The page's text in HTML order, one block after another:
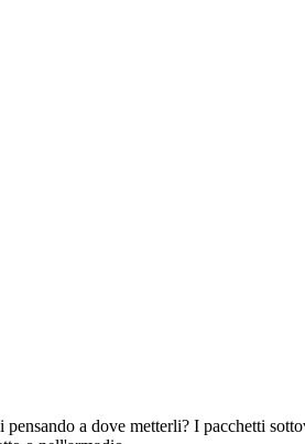
a dove metterli? I pacchetti